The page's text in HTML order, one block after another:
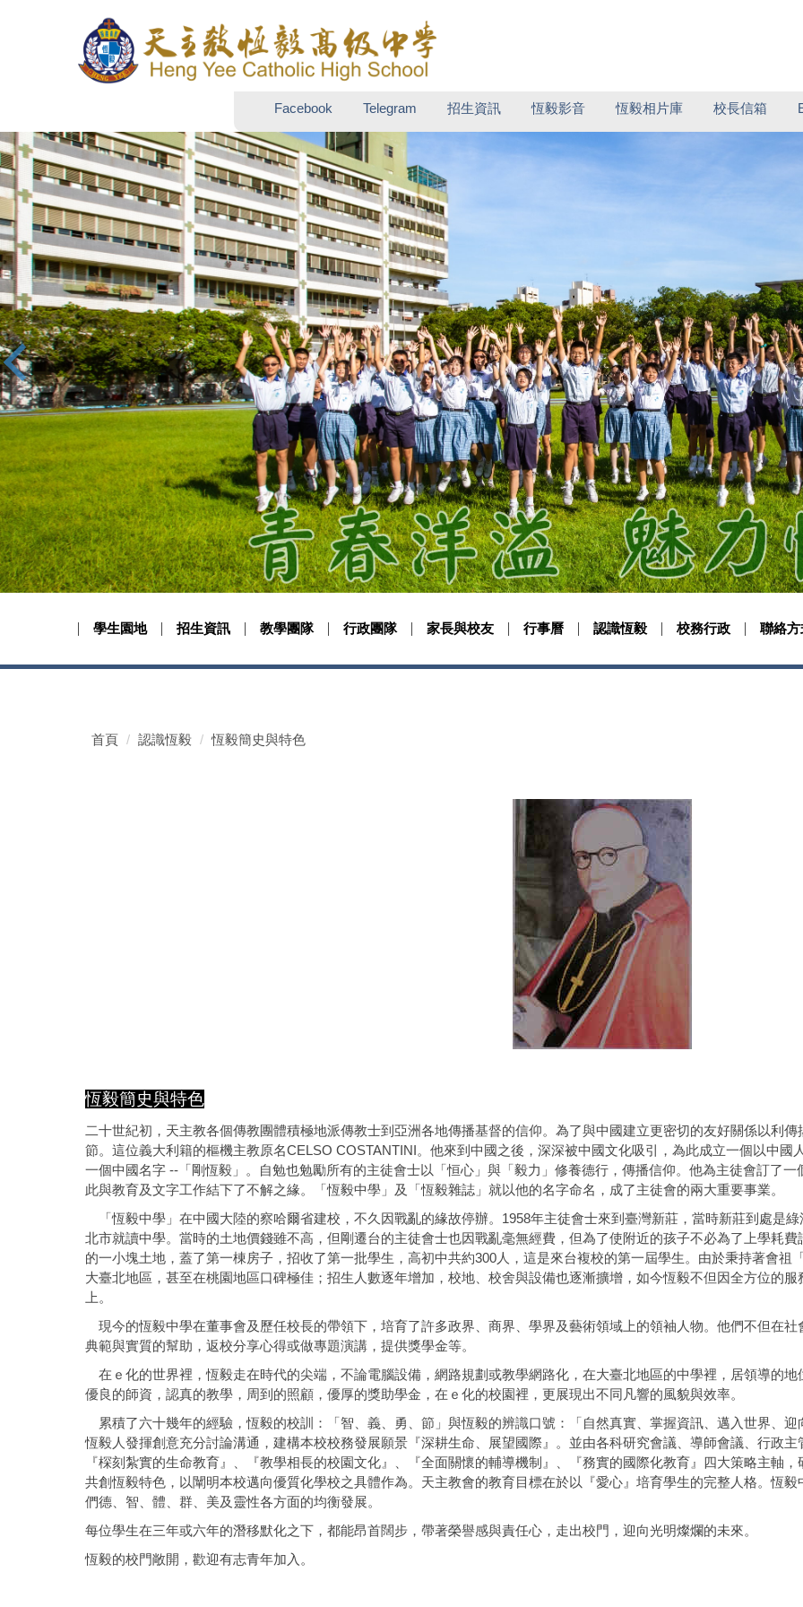
區
Facebook Telegram 招生資訊 恆毅影音 恆毅相片庫 校長信箱
學生園地 招生資訊 教學團隊 行政團隊 家長與校友 行事曆 認識恆毅 校務行政 聯絡方
首頁 認識恆毅 恆毅簡史與特色
恆毅簡史與特色
二十世紀初，天主教各個傳教團體積極地派傳教士到亞洲各地傳播基督的信仰。為了與中國建立更密切的友好關係以利
節。這位義大利籍的樞機主教原名CELSO COSTANTINI。他來到中國之後，深深被中國文化吸引，為此成立一個以中
一個中國名字--「剛恆毅」。自勉也勉勵所有的主徒會士以「恒心」與「毅力」修養德行，傳播信仰。他為主徒會訂了
此與教育及文字工作結下了不解之緣。「恆毅中學」及「恆毅雜誌」就以他的名字命名，成了主徒會的兩大重要事業。
「恆毅中學」在中國大陸的察哈爾省建校，不久因戰亂的緣故停辦。 1958年主徒會士來到臺灣新莊，當時新莊到處是
北市就讀中學。當時的土地價錢雖不高，但剛遷台的主徒會士也因戰亂毫無經費，但為了使附近的孩子不必為了上學耗
的一小塊土地，蓋了第一棟房子，招收了第一批學生，高初中共約300人，這是來台複校的第一屆學生。由於秉持著會祖
大臺北地區，甚至在桃園地區口碑極佳；招生人數逐年增加，校地、校舍與設備也逐漸擴增，如今恆毅不但因全方位的
上。
現今的恆毅中學在董事會及歷任校長的帶領下，培育了許多政界、商界、學界及藝術領域上的領袖人物。他們不但在
典範與實質的幫助，返校分享心得或做專題演講，提供獎學金等。
在ｅ化的世界裡，恆毅走在時代的尖端，不論電腦設備，網路規劃或教學網路化，在大臺北地區的中學裡，居領導的
優良的師資，認真的教學，周到的照顧，優厚的獎助學金，在ｅ化的校園裡，更展現出不同凡響的風貌與效率。
累積了六十幾年的經驗，恆毅的校訓：「智、義、勇、節」與恆毅的辨識口號：「自然真實、掌握資訊、邁入世界、
恆毅人發揮創意充分討論溝通，建構本校校務發展願景『深耕生命、展望國際』。並由各科研究會議、導師會議、行政
『棎刻紮實的生命教育』、『教學相長的校園文化』、『全面關懷的輔導機制』、『務實的國際化教育』四大策略主軸
共創恆毅特色，以闡明本校邁向優質化學校之具體作為。天主教會的教育目標在於以『愛心』培育學生的完整人格。恆
們德、智、體、群、美及靈性各方面的均衡發展。
每位學生在三年或六年的潛移默化之下，都能昂首闊步，帶著榮譽感與責任心，走出校門，迎向光明燦爛的未來。
恆毅的校門敞開，歡迎有志青年加入。